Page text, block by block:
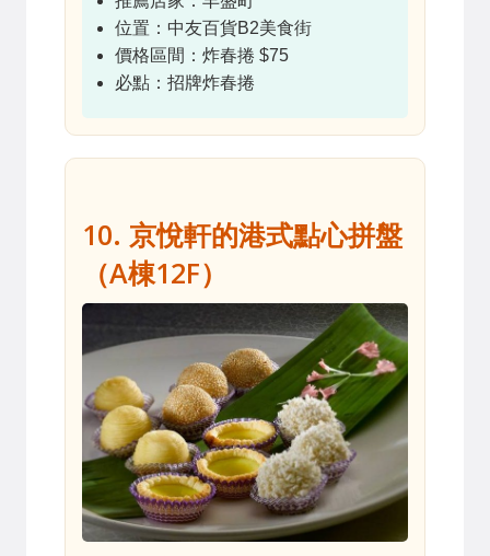
位置：中友百貨B2美食街
價格區間：炸春捲 $75
必點：招牌炸春捲
10. 京悅軒的港式點心拼盤
（A棟12F）